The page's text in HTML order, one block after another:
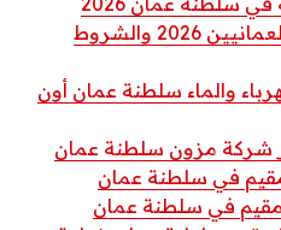
كم سعر تأشيرة الهند للعمانيين 2026 والشروط
والماء سلطنة عمان أون
شركة مزون سلطنة عمان
في سلطنة عمان
مقيم في سلطنة عمان